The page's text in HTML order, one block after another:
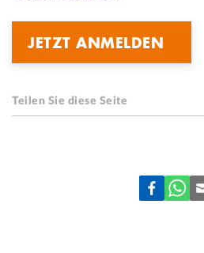
Teilen Sie diese Seite